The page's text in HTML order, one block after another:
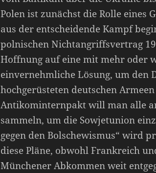
Polen ist zunächst die Rolle eines
aus der entscheidende Kampf
polnischen Nichtangriffsvertrag
Hoffnung auf eine mit mehr oder
einvernehmliche Lösung, um den
hochgerüsteten deutschen
Antikominternpakt will man alle
sammeln, um die Sowjetunion
gegen den Bolschewismus“ wird
diese Pläne, obwohl Frankreich
Münchener Abkommen weit